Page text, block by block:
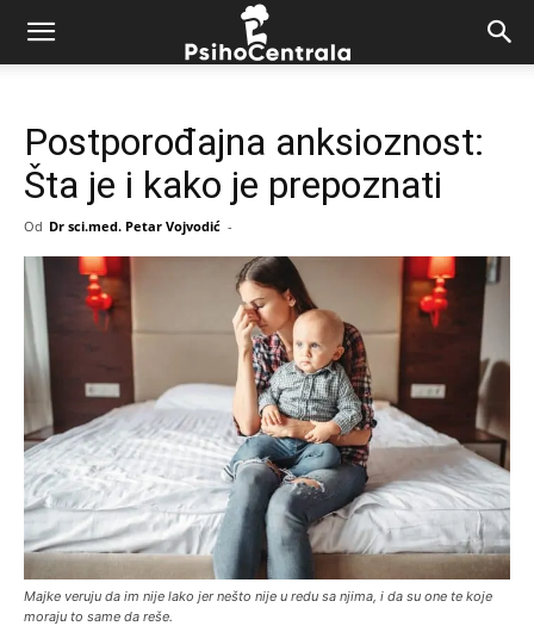
Postporođajna anksioznost:
Šta je i kako je prepoznati
Od Dr sci.med. Petar Vojvodić -
Majke veruju da im nije lako jer nešto nije u redu sa njima, i da su one te koje
moraju to same da reše.